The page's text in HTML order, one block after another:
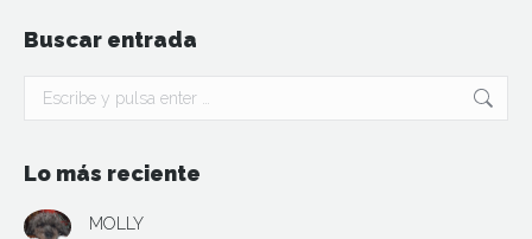
Buscar entrada
Buscar:
Lo más reciente
MOLLY